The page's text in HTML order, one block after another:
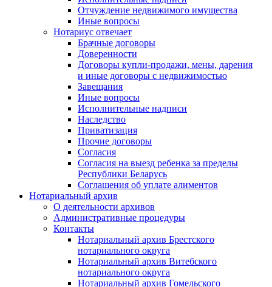
Отчуждение недвижимого имущества
Иные вопросы
Нотариус отвечает
Брачные договоры
Доверенности
Договоры купли-продажи, мены, дарения
и иные договоры с недвижимостью
Завещания
Иные вопросы
Исполнительные надписи
Наследство
Приватизация
Прочие договоры
Согласия
Согласия на выезд ребенка за пределы
Республики Беларусь
Соглашения об уплате алиментов
Нотариальный архив
О деятельности архивов
Административные процедуры
Контакты
Нотариальный архив Брестского
нотариального округа
Нотариальный архив Витебского
нотариального округа
Нотариальный архив Гомельского